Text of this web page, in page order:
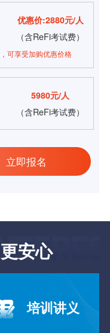
优惠价:2880元/人
（含ReFi考试费）
可享受加购优惠价格
5980元/人
（含ReFi考试费）
立即报名
安心
培训讲义